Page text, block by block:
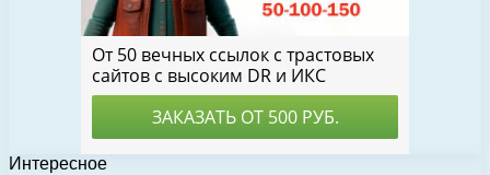
Интересное